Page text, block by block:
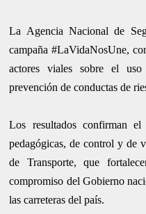
La Agencia Nacional de
campaña #LaVidaNosUne,
actores viales sobre el
prevención de conductas de
Los resultados confirman
pedagógicas, de control y de
de Transporte, que
compromiso del Gobierno
las carreteras del país.